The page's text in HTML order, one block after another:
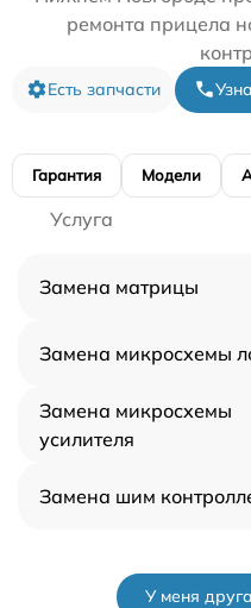
ремонта прицела
Есть запчасти
Гарантия Модели
Услуга
Замена матрицы
Замена микросхемы
Замена микросхемы
усилителя
Замена шим
У меня